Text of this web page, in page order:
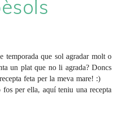
temporada que sol agradar molt o
un plat que no li agrada? Doncs
feta per la meva mare! :)
per ella, aquí teniu una recepta